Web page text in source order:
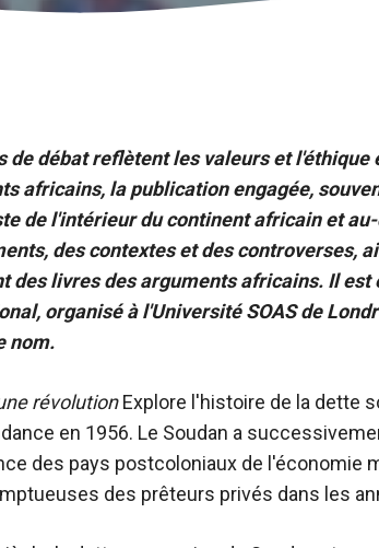
de débat reflètent les valeurs et
africains, la publication engagée,
de l'intérieur du continent africain et
des contextes et des controverses,
des livres des arguments africains. Il
organisé à l'Université SOAS de
nom.
révolutionExplore l'histoire de la dette
en 1956. Le Soudan a
des pays postcoloniaux de l'économie
des prêteurs privés dans les